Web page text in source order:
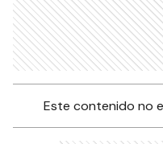
Este contenido no